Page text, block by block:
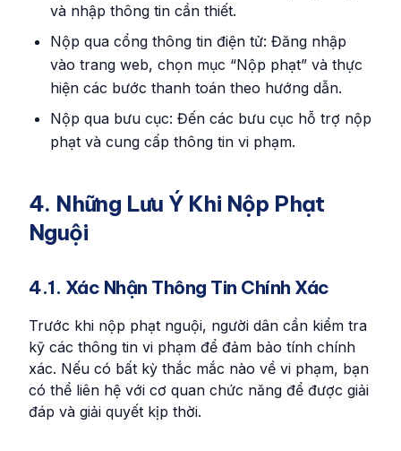
và nhập thông tin cần thiết.
Nộp qua cổng thông tin điện tử: Đăng nhập
vào trang web, chọn mục “Nộp phạt” và thực
hiện các bước thanh toán theo hướng dẫn.
Nộp qua bưu cục: Đến các bưu cục hỗ trợ nộp
phạt và cung cấp thông tin vi phạm.
4. Những Lưu Ý Khi Nộp Phạt
Nguội
4.1. Xác Nhận Thông Tin Chính Xác
Trước khi nộp phạt nguội, người dân cần kiểm tra
kỹ các thông tin vi phạm để đảm bảo tính chính
xác. Nếu có bất kỳ thắc mắc nào về vi phạm, bạn
có thể liên hệ với cơ quan chức năng để được giải
đáp và giải quyết kịp thời.